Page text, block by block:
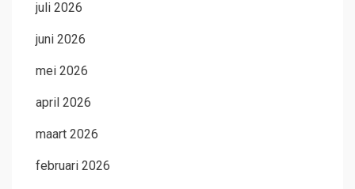
juli 2026
juni 2026
mei 2026
april 2026
maart 2026
februari 2026